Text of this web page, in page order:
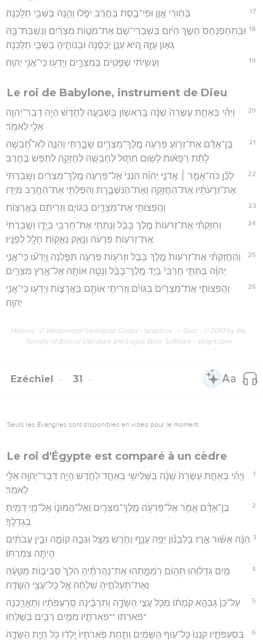
17 בַּח֥וּרֵי אָ֛וֶן וּפִי־בֶ֖סֶת בַּחֶ֣רֶב יִפֹּ֑לוּ וְהֵ֖נָּה בַּשְּׁבִ֥י תֵלַֽכְנָה׃
18 וּבִֽתְחַפְנְחֵס֙ חָשַׂ֣ךְ הַיּ֔וֹם בְּשִׁבְרִי־שָׁם֙ אֶת־מֹט֣וֹת מִצְרַ֔יִם וְנִשְׁבַּת־בָּ֖הּ
גְּא֣וֹן עֻזָּ֑הּ הִ֚יא עָנָ֣ן יְכַסֶּ֔נָּה וּבְנוֹתֶ֖יהָ בַּשְּׁבִ֥י תֵלַֽכְנָה׃
19 וְעָשִׂ֥יתִי שְׁפָטִ֖ים בְּמִצְרָ֑יִם וְיָדְע֖וּ כִּֽי־אֲנִ֥י יְהוָֽה׃
Le roi de Babylone, instrument de Dieu
20
וַיְהִ֗י בְּאַחַ֤ת עֶשְׂרֵה֙ שָׁנָ֔ה בָּֽרִאשׁ֖וֹן בְּשִׁבְעָ֣ה לַחֹ֑דֶשׁ הָיָ֥ה דְבַר־יְהוָ֖ה
אֵלַ֥י לֵאמֹֽר׃
21
בֶּן־אָדָ֕ם אֶת־זְר֛וֹעַ פַּרְעֹ֥ה מֶֽלֶךְ־מִצְרַ֖יִם שָׁבָ֑רְתִּי וְהִנֵּ֣ה לֹֽא־חֻ֠בְּשָׁה
לָתֵ֨ת רְפֻא֜וֹת לָשׂ֥וּם חִתּ֛וּל לְחָבְשָׁ֥הּ לְחָזְקָ֖הּ לִתְפֹּ֥שׂ בֶּחָֽרֶב׃
22
לָכֵ֞ן כֹּה־אָמַ֣ר ׀ אֲדֹנָ֣י יְהֹוִ֗ה הִנְנִי֙ אֶל־פַּרְעֹ֣ה מֶֽלֶךְ־מִצְרַ֔יִם וְשָֽׁבַרְתִּי֙
אֶת־זְרֹ֣עֹתָ֔יו אֶת־הַחֲזָקָ֖ה וְאֶת־הַנִּשְׁבָּ֑רֶת וְהִפַּלְתִּ֥י אֶת־הַחֶ֖רֶב מִיָּדֽוֹ׃
23 וַהֲפִצוֹתִ֥י אֶת־מִצְרַ֖יִם בַּגּוֹיִ֑ם וְזֵרִיתִ֖ם בָּאֲרָצֽוֹת׃
24
וְחִזַּקְתִּ֗י אֶת־זְרֹעוֹת֙ מֶ֣לֶךְ בָּבֶ֔ל וְנָתַתִּ֥י אֶת־חַרְבִּ֖י בְּיָד֑וֹ וְשָׁבַרְתִּי֙
אֶת־זְרֹע֣וֹת פַּרְעֹ֔ה וְנָאַ֛ק נַאֲק֥וֹת חָלָ֖ל לְפָנָֽיו׃
25
וְהַחֲזַקְתִּ֗י אֶת־זְרֹעוֹת֙ מֶ֣לֶךְ בָּבֶ֔ל וּזְרֹע֥וֹת פַּרְעֹ֖ה תִּפֹּ֑לְנָה וְֽיָדְע֞וּ כִּֽי־אֲנִ֣י
יְהוָ֗ה בְּתִתִּ֤י חַרְבִּי֙ בְּיַ֣ד מֶֽלֶךְ־בָּבֶ֔ל וְנָטָ֥ה אוֹתָ֖הּ אֶל־אֶ֥רֶץ מִצְרָֽיִם׃
26
וַהֲפִצוֹתִ֤י אֶת־מִצְרַ֙יִם֙ בַּגּוֹיִ֔ם וְזֵרִיתִ֥י אוֹתָ֖ם בָּאֲרָצ֑וֹת וְיָדְע֖וּ כִּֽי־אֲנִ֥י
יְהוָֽה׃
Hébreu : © Westminster Leningrad Codex - tanach.us --- Grec : © 2010 by the
Society of Biblical Literature and Logos Bible Software - sblgnt.com
Ezéchiel 31
Seuls les Évangiles sont disponibles en vidéo pour le moment.
Le roi d'Égypte est comparé à un cèdre
1
וַיְהִ֗י בְּאַחַ֤ת עֶשְׂרֵה֙ שָׁנָ֔ה בַּשְּׁלִישִׁ֖י בְּאֶחָ֣ד לַחֹ֑דֶשׁ הָיָ֥ה דְבַר־יְהוָ֖ה אֵלַ֥י
לֵאמֹֽר׃
2
בֶּן־אָדָ֕ם אֱמֹ֛ר אֶל־פַּרְעֹ֥ה מֶֽלֶךְ־מִצְרַ֖יִם וְאֶל־הֲמוֹנ֑וֹ אֶל־מִ֖י דָּמִ֥יתָ
בְגָדְלֶֽךָ׃
3 הִנֵּ֨ה אַשּׁ֜וּר אֶ֣רֶז בַּלְּבָנ֗וֹן יְפֵ֥ה עָנָ֛ף וְחֹ֥רֶשׁ מֵצַ֖ל וּגְבַ֣הּ קוֹמָ֑ה וּבֵ֣ין עֲבֹתִ֔ים
הָיְתָ֖ה צַמַּרְתּֽוֹ׃
4
מַ֣יִם גִּדְּל֔וּהוּ תְּה֖וֹם רֹֽמְמָ֑תְהוּ אֶת־נַהֲרֹתֶ֗יהָ הֹלֵךְ֙ סְבִיב֣וֹת מַטָּעָ֔הּ
וְאֶת־תְּעָלֹתֶ֣יהָ שִׁלְחָ֔ה אֶ֖ל כָּל־עֲצֵ֥י הַשָּׂדֶֽה׃
5
עַל־כֵּן֙ גָּבְהָ֣א קֹמָת֔וֹ מִכֹּ֖ל עֲצֵ֣י הַשָּׂדֶ֑ה וַתִּרְבֶּ֨ינָה סַֽרְעַפֹּתָ֜יו וַתֶּאֱרַ֧כְנָה
*פארתו **פֹארֹתָ֛יו מִמַּ֥יִם רַבִּ֖ים בְּשַׁלְּחֽוֹ׃
6
בִּסְעַפֹּתָ֤יו קִֽנְנוּ֙ כָּל־ע֣וֹף הַשָּׁמַ֔יִם וְתַ֤חַת פֹּֽארֹתָיו֙ יָֽלְד֔וּ כֹּ֖ל חַיַּ֣ת הַשָּׂדֶ֑ה